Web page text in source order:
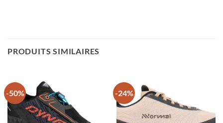
PRODUITS SIMILAIRES
-50% -24%